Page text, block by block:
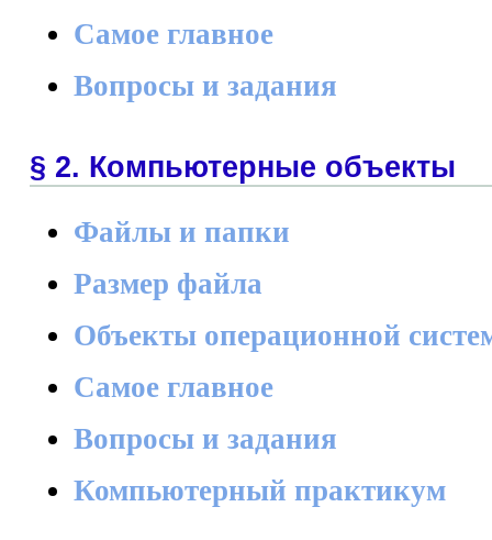
Самое главное
Вопросы и задания
§ 2. Компьютерные объекты
Файлы и папки
Размер файла
Объекты операционной
Самое главное
Вопросы и задания
Компьютерный практикум